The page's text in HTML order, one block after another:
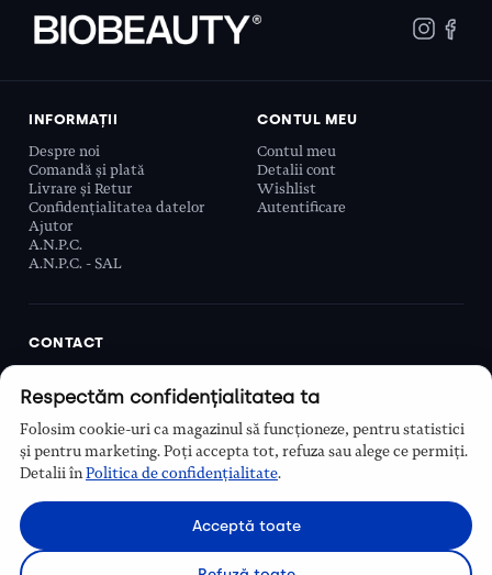
INFORMAȚII
Despre noi
Comandă și plată
Livrare și Retur
Confidențialitatea datelor
Ajutor
A.N.P.C.
A.N.P.C. - SAL
CONTUL MEU
Contul meu
Detalii cont
Wishlist
Autentificare
CONTACT
Sector 6, București, România
Program
Luni–Vineri, 9:00 – 16:00
Respectăm confidențialitatea ta
Folosim cookie-uri ca magazinul să funcționeze, pentru statistici
și pentru marketing. Poți accepta tot, refuza sau alege ce permiți.
Detalii înPolitica de confidențialitate.
Acceptă toate